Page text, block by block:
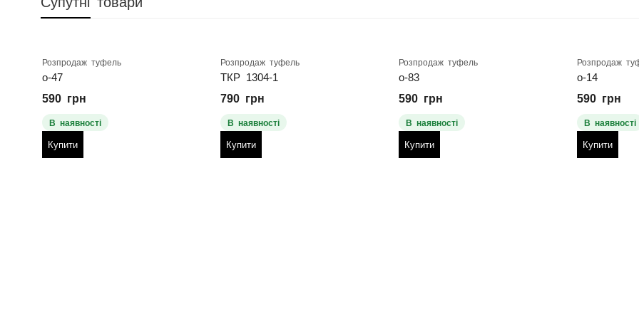
Розпродаж туфель
о-47
590 грн
В наявності
Купити
Розпродаж туфель
ТКР 1304-1
790 грн
В наявності
Купити
Розпродаж туфель
о-83
590 грн
В наявності
Купити
Розпродаж
о-14
590 грн
В наявності
Купити